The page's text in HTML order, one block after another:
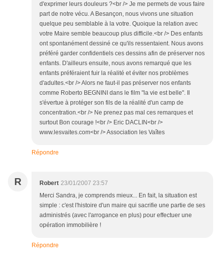
d'exprimer leurs douleurs ?<br /> Je me permets de vous faire
part de notre vécu. A Besançon, nous vivons une situation
quelque peu semblable à la votre. Quoique la relation avec
votre Maire semble beaucoup plus difficile.<br /> Des enfants
ont spontanément dessiné ce qu'ils ressentaient. Nous avons
préféré garder confidentiels ces dessins afin de préserver nos
enfants. D'ailleurs ensuite, nous avons remarqué que les
enfants préféraient fuir la réalité et éviter nos problèmes
d'adultes.<br /> Alors ne faut-il pas préserver nos enfants
comme Roberto BEGNINI dans le film "la vie est belle". Il
s'évertue à protéger son fils de la réalité d'un camp de
concentration.<br /> Ne prenez pas mal ces remarques et
surtout Bon courage !<br /> Eric DACLIN<br />
www.lesvaites.com<br /> Association les Vaîtes
Répondre
R Robert 23/01/2007 23:57
Merci Sandra, je comprends mieux... En fait, la situation est
simple : c'est l'histoire d'un maire qui sacrifie une partie de ses
administrés (avec l'arrogance en plus) pour effectuer une
opération immobilière !
Répondre